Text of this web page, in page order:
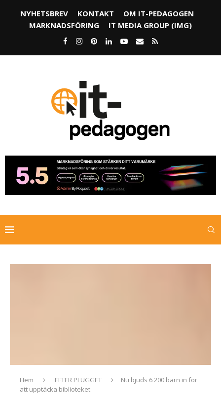
NYHETSBREV KONTAKT
OM IT-PEDAGOGEN
MARKNADSFÖRING
IT MEDIA GROUP (IMG)
Hem EFTER PLUGGET
Nu bjuds 6 200 barn in för
att upptäcka biblioteket